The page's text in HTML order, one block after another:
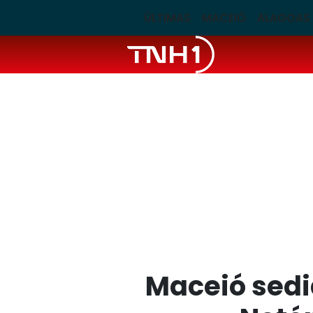
ÚLTIMAS MACEIÓ ALAGOAS
Maceió